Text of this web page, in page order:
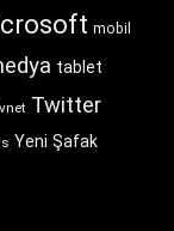
mobil
tablet
Twitter
Yeni Şafak